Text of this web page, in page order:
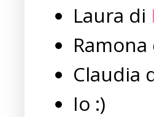
Laura di
Ramona
Claudia
Io :)